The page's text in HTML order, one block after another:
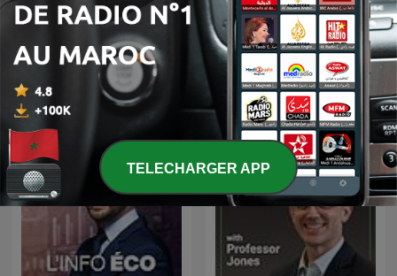
9Natree Germany نوابغ العمل
TELECHARGER APP